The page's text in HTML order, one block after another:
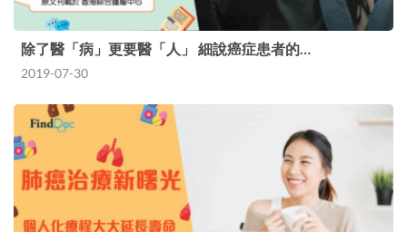
除了醫「病」更要醫「人」 細說癌症患者的…
2019-07-30